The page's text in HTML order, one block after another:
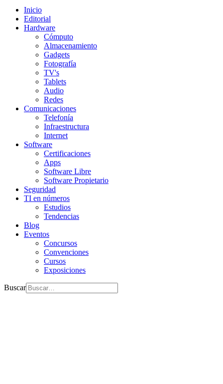
Inicio
Editorial
Hardware
Cómputo
Almacenamiento
Gadgets
Fotografía
TV's
Tablets
Audio
Redes
Comunicaciones
Telefonía
Infraestructura
Internet
Software
Certificaciones
Apps
Software Libre
Software Propietario
Seguridad
TI en números
Estudios
Tendencias
Blog
Eventos
Concursos
Convenciones
Cursos
Exposiciones
Buscar